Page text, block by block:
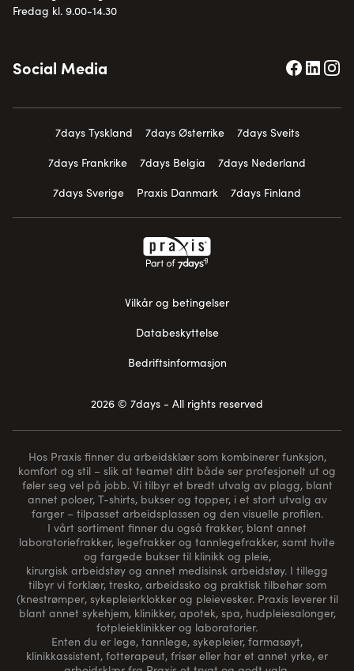
Fredag kl. 9.00-14.30
Social Media
7days Tyskland 7days Østerrike
7days Sveits
7days Frankrike
7days Belgia
7days Nederland
7days Sverige
Praxis Danmark 7days Finland
Vilkår og betingelser
Databeskyttelse
Bedriftsinformasjon
2026 © 7days - All rights reserved
Hos Praxis finner du arbeidsklær som kombinerer funksjon,
komfort og stil – slik at teamet ditt både ser profesjonelt ut og
føler seg vel på jobb. Vi tilbyr et bredt utvalg av plagg, blant
annet poloer, T-shirts, bukser og topper, i et stort utvalg av
farger – tilpasset arbeidsplassen og den visuelle profilen.
I vårt sortiment finner du også frakker, blant annet
laboratoriefrakker, legefrakker og tannlegefrakker, samt hvite
og fargede bukser til klinikk og pleie,
kirurgisk arbeidstøy og annet medisinsk arbeidstøy. I tillegg
tilbyr vi forklær, tresko, arbeidssko og praktisk tilbehør som
(knestrømper, sykepleierklokker og pleievesker. Praxis leverer til
blant annet sykehjem, klinikker, apotek, spa, hudpleiesalonger,
fotpleieklinikker og laboratorier.
Enten du er lege, tannlege, sykepleier, farmasøyt,
klinikkassistent, fotterapeut, frisør eller har et annet yrke, er